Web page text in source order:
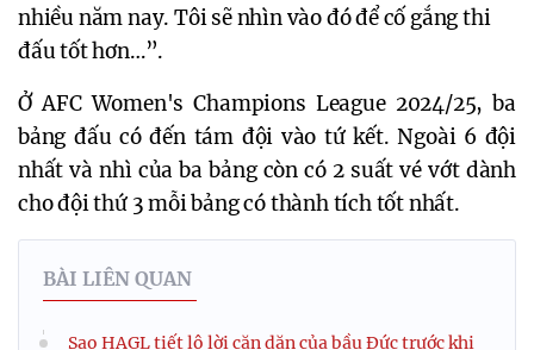
nhiều năm nay. Tôi sẽ nhìn vào đó để cố gắng thi
đấu tốt hơn…”.
Ở AFC Women's Champions League 2024/25, ba
bảng đấu có đến tám đội vào tứ kết. Ngoài 6 đội
nhất và nhì của ba bảng còn có 2 suất vé vớt dành
cho đội thứ 3 mỗi bảng có thành tích tốt nhất.
BÀI LIÊN QUAN
Sao HAGL tiết lộ lời căn dặn của bầu Đức trước khi